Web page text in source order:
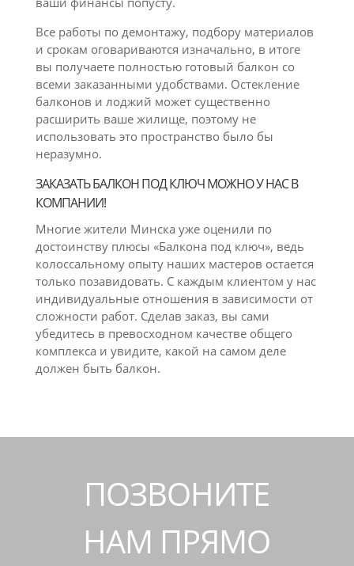
Все работы по демонтажу, подбору материалов
и срокам оговариваются изначально, в итоге
вы получаете полностью готовый балкон со
всеми заказанными удобствами. Остекление
балконов и лоджий может существенно
расширить ваше жилище, поэтому не
использовать это пространство было бы
неразумно.
ЗАКАЗАТЬ БАЛКОН ПОД КЛЮЧ МОЖНО У НАС В
КОМПАНИИ!
Многие жители Минска уже оценили по
достоинству плюсы «Балкона под ключ», ведь
колоссальному опыту наших мастеров остается
только позавидовать. С каждым клиентом у нас
индивидуальные отношения в зависимости от
сложности работ. Сделав заказ, вы сами
убедитесь в превосходном качестве общего
комплекса и увидите, какой на самом деле
должен быть балкон.
ПОЗВОНИТЕ
НАМ ПРЯМО